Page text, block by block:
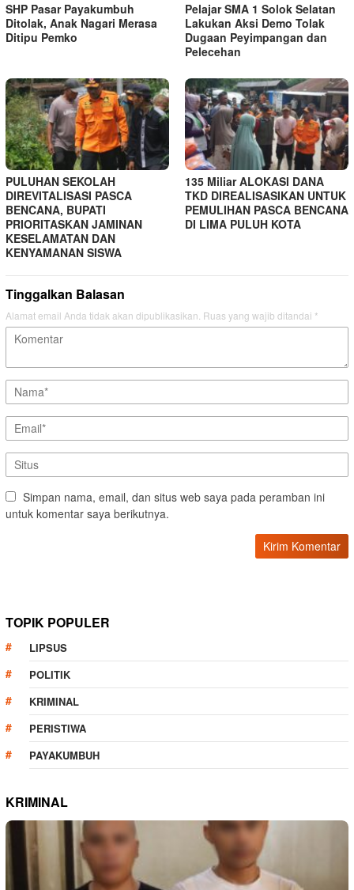
SHP Pasar Payakumbuh
Ditolak, Anak Nagari Merasa
Ditipu Pemko
Pelajar SMA 1 Solok Selatan
Lakukan Aksi Demo Tolak
Dugaan Peyimpangan dan
Pelecehan
PULUHAN SEKOLAH
DIREVITALISASI PASCA
BENCANA, BUPATI
PRIORITASKAN JAMINAN
KESELAMATAN DAN
KENYAMANAN SISWA
135 Miliar ALOKASI DANA
TKD DIREALISASIKAN UNTUK
PEMULIHAN PASCA BENCANA
DI LIMA PULUH KOTA
Tinggalkan Balasan
Alamat email Anda tidak akan dipublikasikan. Ruas yang wajib ditandai *
Simpan nama, email, dan situs web saya pada peramban ini
untuk komentar saya berikutnya.
TOPIK POPULER
LIPSUS
POLITIK
KRIMINAL
PERISTIWA
PAYAKUMBUH
KRIMINAL